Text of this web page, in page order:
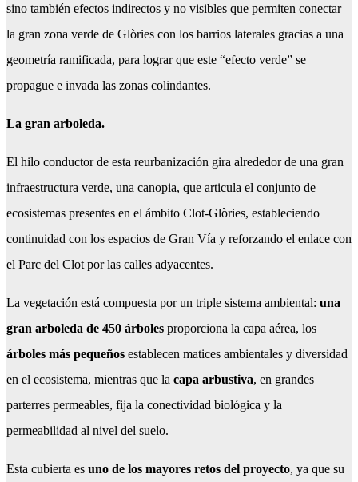
sino también efectos indirectos y no visibles que permiten conectar
la gran zona verde de Glòries con los barrios laterales gracias a una
geometría ramificada, para lograr que este “efecto verde” se
propague e invada las zonas colindantes.
La gran arboleda.
El hilo conductor de esta reurbanización gira alrededor de una gran
infraestructura verde, una canopia, que articula el conjunto de
ecosistemas presentes en el ámbito Clot-Glòries, estableciendo
continuidad con los espacios de Gran Vía y reforzando el enlace con
el Parc del Clot por las calles adyacentes.
La vegetación está compuesta por un triple sistema ambiental: una
gran arboleda de 450 árboles proporciona la capa aérea, los
árboles más pequeños establecen matices ambientales y diversidad
en el ecosistema, mientras que la capa arbustiva, en grandes
parterres permeables, fija la conectividad biológica y la
permeabilidad al nivel del suelo.
Esta cubierta es uno de los mayores retos del proyecto, ya que su